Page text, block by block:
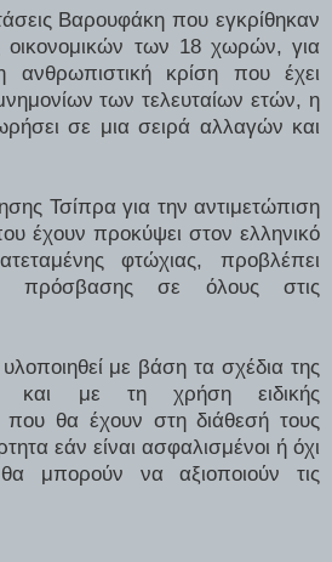
Βαρουφάκη που εγκρίθηκαν
των 18 χωρών, για
ανθρωπιστική κρίση που έχει
των τελευταίων ετών, η
σε μια σειρά αλλαγών και
Τσίπρα για την αντιμετώπιση
έχουν προκύψει στον ελληνικό
φτώχιας, προβλέπει
πρόσβασης σε όλους στις
με βάση τα σχέδια της
και με τη χρήση ειδικής
που θα έχουν στη διάθεσή τους
εάν είναι ασφαλισμένοι ή όχι
μπορούν να αξιοποιούν τις